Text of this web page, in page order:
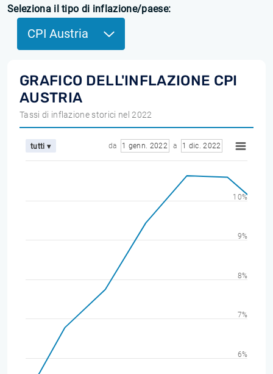
Seleziona il tipo di inflazione/paese:
CPI Austria
GRAFICO DELL'INFLAZIONE CPI
AUSTRIA
Tassi di inflazione storici nel 2022
tutti ▾ da 1 genn. 2022 a 1 dic. 2022
6%
7%
8%
9%
10%